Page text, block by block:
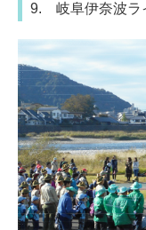
9. 岐阜伊奈波ラ